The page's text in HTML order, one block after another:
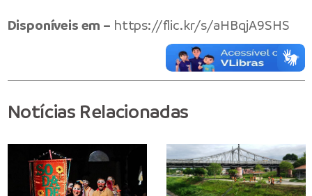
Disponíveis em – https://flic.kr/s/aHBqjA9SHS
Notícias Relacionadas